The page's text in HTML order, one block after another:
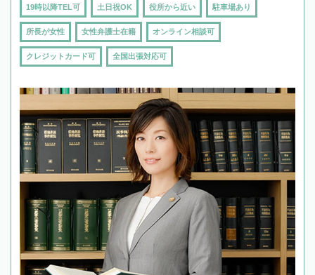
19時以降TEL可 土日祝OK 役所から近い 駐車場あり
所長が女性 女性弁護士在籍 オンライン相談可
クレジットカード可 全国出張対応可